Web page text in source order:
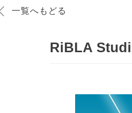
一覧へもどる
RiBLA